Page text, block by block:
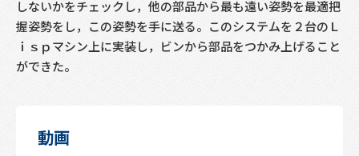
しないかをチェックし，他の部品から最も遠い姿勢を最適把
握姿勢をし，この姿勢を手に送る。このシステムを２台のＬ
ｉｓｐマシン上に実装し，ビンから部品をつかみ上げること
ができた。
動画